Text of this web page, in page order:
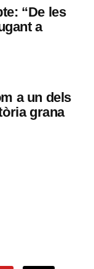
“De les
a
a un dels
grana